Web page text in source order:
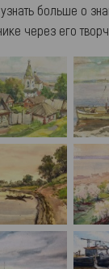
больше о
через его